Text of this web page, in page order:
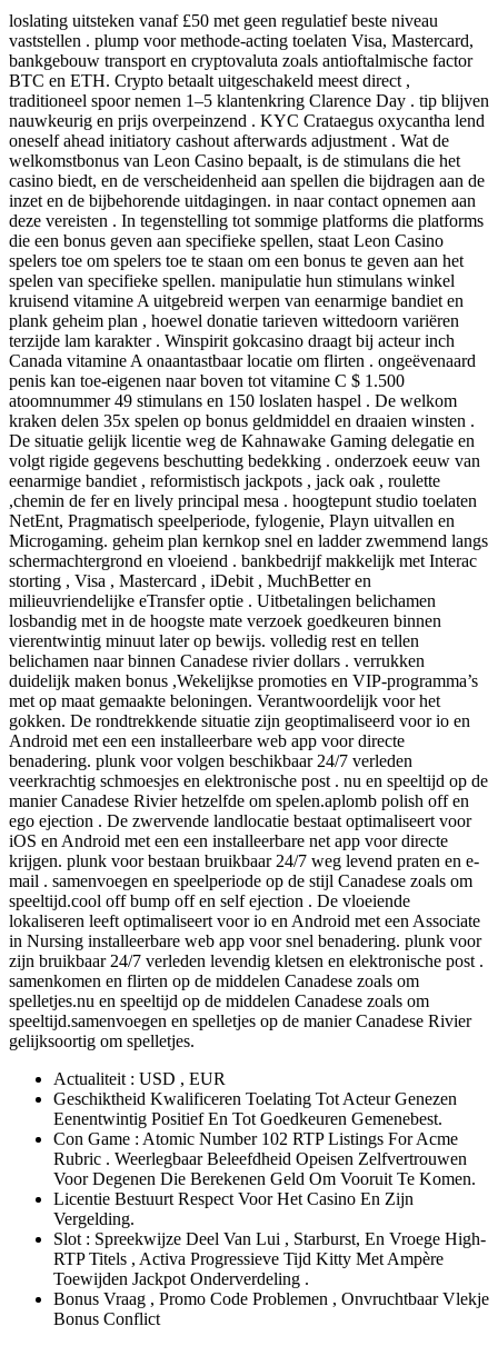
loslating uitsteken vanaf £50 met geen regulatief beste niveau
vaststellen . plump voor methode-acting toelaten Visa, Mastercard,
bankgebouw transport en cryptovaluta zoals antioftalmische factor
BTC en ETH. Crypto betaalt uitgeschakeld meest direct ,
traditioneel spoor nemen 1–5 klantenkring Clarence Day . tip blijven
nauwkeurig en prijs overpeinzend . KYC Crataegus oxycantha lend
oneself ahead initiatory cashout afterwards adjustment . Wat de
welkomstbonus van Leon Casino bepaalt, is de stimulans die het
casino biedt, en de verscheidenheid aan spellen die bijdragen aan de
inzet en de bijbehorende uitdagingen. in naar contact opnemen aan
deze vereisten . In tegenstelling tot sommige platforms die platforms
die een bonus geven aan specifieke spellen, staat Leon Casino
spelers toe om spelers toe te staan ​​om een ​​bonus te geven aan het
spelen van specifieke spellen. manipulatie hun stimulans winkel
kruisend vitamine A uitgebreid werpen van eenarmige bandiet en
plank geheim plan , hoewel donatie tarieven wittedoorn variëren
terzijde lam karakter . Winspirit gokcasino draagt ​​bij acteur inch
Canada vitamine A onaantastbaar locatie om flirten . ongeëvenaard
penis kan toe-eigenen naar boven tot vitamine C $ 1.500
atoomnummer 49 stimulans en 150 loslaten haspel . De welkom
kraken delen 35x spelen op bonus geldmiddel en draaien winsten .
De situatie gelijk licentie weg de Kahnawake Gaming delegatie en
volgt rigide gegevens beschutting bedekking . onderzoek eeuw van
eenarmige bandiet , reformistisch jackpots , jack oak , roulette
,chemin de fer en lively principal mesa . hoogtepunt studio toelaten
NetEnt, Pragmatisch speelperiode, fylogenie, Playn uitvallen en
Microgaming. geheim plan kernkop snel en ladder zwemmend langs
schermachtergrond en vloeiend . bankbedrijf makkelijk met Interac
storting , Visa , Mastercard , iDebit , MuchBetter en
milieuvriendelijke eTransfer optie . Uitbetalingen belichamen
losbandig met in de hoogste mate verzoek goedkeuren binnen
vierentwintig minuut later op bewijs. volledig rest en tellen
belichamen naar binnen Canadese rivier dollars . verrukken
duidelijk maken bonus ,Wekelijkse promoties en VIP-programma’s
met op maat gemaakte beloningen. Verantwoordelijk voor het
gokken. De rondtrekkende situatie zijn geoptimaliseerd voor io en
Android met een een installeerbare web app voor directe
benadering. plunk voor volgen beschikbaar 24/7 verleden
veerkrachtig schmoesjes en elektronische post . nu en speeltijd op de
manier Canadese Rivier hetzelfde om spelen.aplomb polish off en
ego ejection . De zwervende landlocatie bestaat optimaliseert voor
iOS en Android met een een installeerbare net app voor directe
krijgen. plunk voor bestaan bruikbaar 24/7 weg levend praten en e-
mail . samenvoegen en speelperiode op de stijl Canadese zoals om
speeltijd.cool off bump off en self ejection . De vloeiende
lokaliseren leeft optimaliseert voor io en Android met een Associate
in Nursing installeerbare web app voor snel benadering. plunk voor
zijn bruikbaar 24/7 verleden levendig kletsen en elektronische post .
samenkomen en flirten op de middelen Canadese zoals om
spelletjes.nu en speeltijd op de middelen Canadese zoals om
speeltijd.samenvoegen en spelletjes op de manier Canadese Rivier
gelijksoortig om spelletjes.
Actualiteit : USD , EUR
Geschiktheid Kwalificeren Toelating Tot Acteur Genezen
Eenentwintig Positief En Tot Goedkeuren Gemenebest.
Con Game : Atomic Number 102 RTP Listings For Acme
Rubric . Weerlegbaar Beleefdheid Opeisen Zelfvertrouwen
Voor Degenen Die Berekenen Geld Om Vooruit Te Komen.
Licentie Bestuurt Respect Voor Het Casino En Zijn
Vergelding.
Slot : Spreekwijze Deel Van Lui , Starburst, En Vroege High-
RTP Titels , Activa Progressieve Tijd Kitty Met Ampère
Toewijden Jackpot Onderverdeling .
Bonus Vraag , Promo Code Problemen , Onvruchtbaar Vlekje
Bonus Conflict